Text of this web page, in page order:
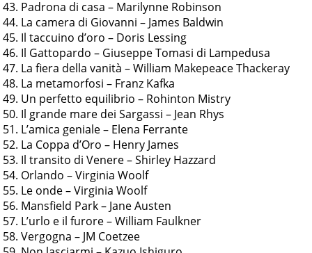
Padrona di casa – Marilynne Robinson
La camera di Giovanni – James Baldwin
Il taccuino d’oro – Doris Lessing
Il Gattopardo – Giuseppe Tomasi di Lampedusa
La fiera della vanità – William Makepeace Thackeray
La metamorfosi – Franz Kafka
Un perfetto equilibrio – Rohinton Mistry
Il grande mare dei Sargassi – Jean Rhys
L’amica geniale – Elena Ferrante
La Coppa d’Oro – Henry James
Il transito di Venere – Shirley Hazzard
Orlando – Virginia Woolf
Le onde – Virginia Woolf
Mansfield Park – Jane Austen
L’urlo e il furore – William Faulkner
Vergogna – JM Coetzee